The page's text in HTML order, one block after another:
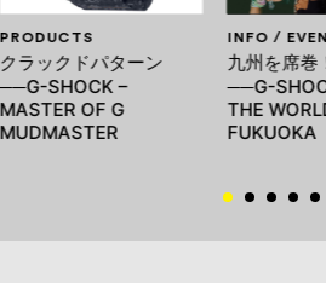
PRODUCTS
クラックドパターン
──G-SHOCK –
MASTER OF G
MUDMASTER
INFO /
九州を席巻
──G-
THE
FUKUOKA